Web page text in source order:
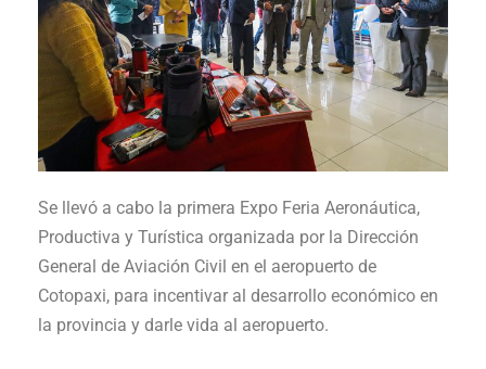
Se llevó a cabo la primera Expo Feria Aeronáutica,
Productiva y Turística organizada por la Dirección
General de Aviación Civil en el aeropuerto de
Cotopaxi, para incentivar al desarrollo económico en
la provincia y darle vida al aeropuerto.